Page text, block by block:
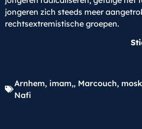
jongeren zich steeds meer
rechtsextremistische groepen.
Arnhem, imam,, Marcouch,
Nafi